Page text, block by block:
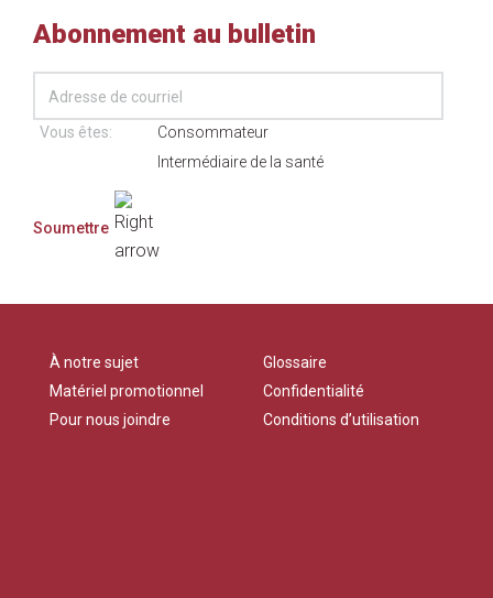
Abonnement au bulletin
Vous êtes:
Consommateur
Intermédiaire de la santé
À notre sujet
Matériel promotionnel
Pour nous joindre
Glossaire
Confidentialité
Conditions d’utilisation